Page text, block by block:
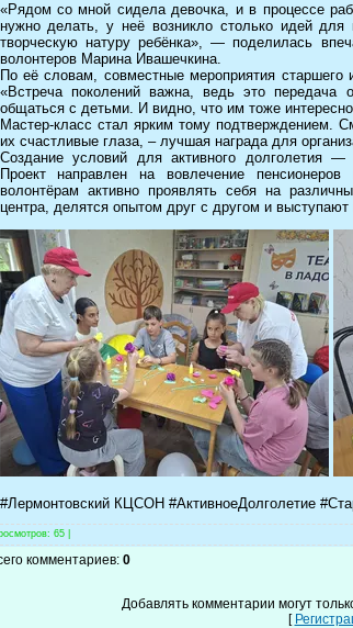
«Рядом со мной сидела девочка, и в процессе
нужно делать, у неё возникло столько идей для
творческую натуру ребёнка», — поделилась
волонтеров Марина Ивашечкина.
По её словам, совместные мероприятия
«Встреча поколений важна, ведь это передача
общаться с детьми. И видно, что им тоже
Мастер-класс стал ярким тому подтверждением.
их счастливые глаза, – лучшая награда для
Создание условий для активного долголетия
Проект направлен на вовлечение
волонтёрам активно проявлять себя на
центра, делятся опытом друг с другом и
#Лермонтовский КЦСОН #АктивноеДолголетие
: 65 |
комментариев: 0
Добавлять комментарии могут
[